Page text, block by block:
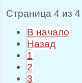
Страница 4 из 4
В начало
Назад
1
2
3